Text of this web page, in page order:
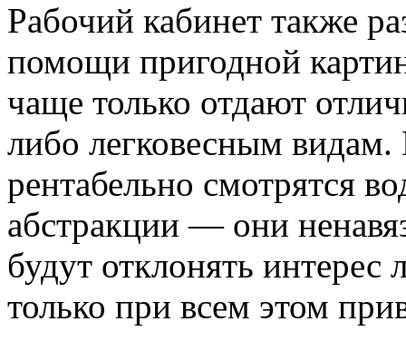
Рабочий кабинет также
помощи пригодной
чаще только отдают
либо легковесным видам.
рентабельно смотрятся
абстракции — они
будут отклонять
только при всем этом